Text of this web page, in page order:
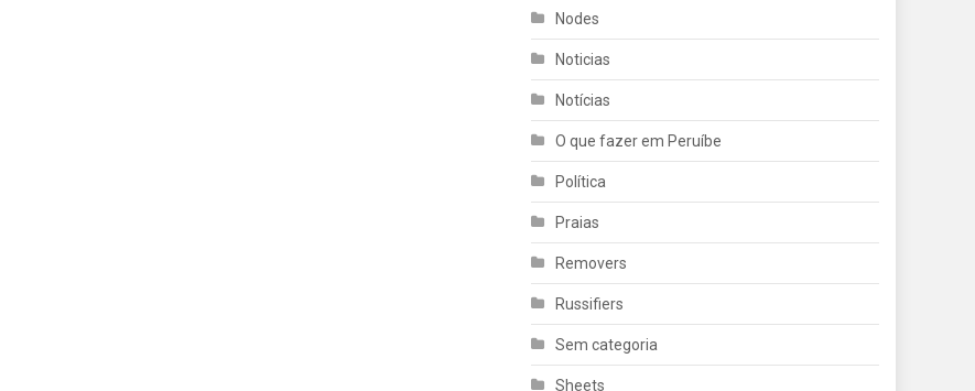
Nodes
Noticias
Notícias
O que fazer em Peruíbe
Política
Praias
Removers
Russifiers
Sem categoria
Sheets